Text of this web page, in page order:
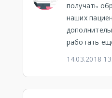
получать
наших
работать
14.03.2018